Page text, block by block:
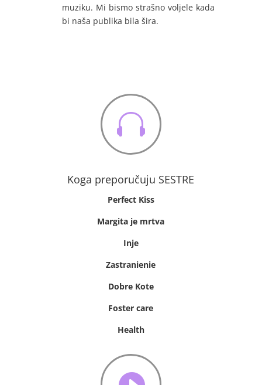
muziku. Mi bismo strašno voljele kada
bi naša publika bila šira.

Koga preporučuju SESTRE
Perfect Kiss
Margita je mrtva
Inje
Zastranienie
Dobre Kote
Foster care
Health